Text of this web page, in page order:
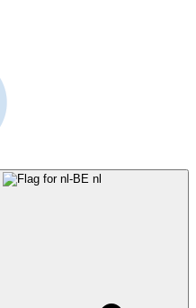
nl